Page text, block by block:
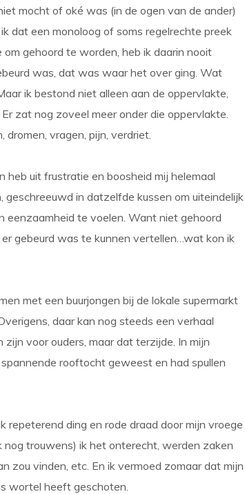
mocht of oké was (in de ogen van de ander)
dat een monoloog of soms regelrechte preek
gehoord te worden, heb ik daarin nooit
was, dat was waar het over ging. Wat
ik bestond niet alleen aan de oppervlakte,
zat nog zoveel meer onder die oppervlakte.
vragen, pijn, verdriet.
heb uit frustratie en boosheid mij helemaal
geschreeuwd in datzelfde kussen om uiteindelijk
eenzaamheid te voelen. Want niet gehoord
gebeurd was te kunnen vertellen…wat kon ik
met een buurjongen bij de lokale supermarkt
daar kan nog steeds een verhaal
voor ouders, maar dat terzijde. In mijn
rooftocht geweest en had spullen
ding en rode draad door mijn vroege
nog trouwens) ik het onterecht, werden zaken
zou vinden, etc. En ik vermoed zomaar dat mijn
wortel heeft geschoten.